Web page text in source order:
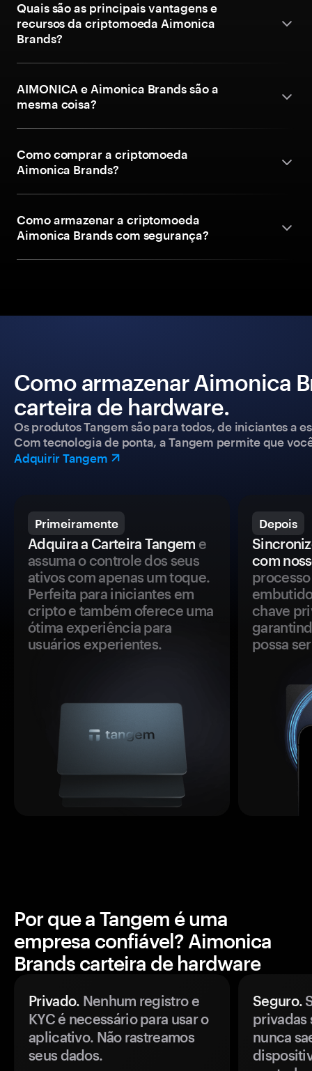
Quais são as principais vantagens e
recursos da criptomoeda Aimonica
Brands?
AIMONICA e Aimonica Brands são a
mesma coisa?
Como comprar a criptomoeda
Aimonica Brands?
Como armazenar a criptomoeda
Aimonica Brands com segurança?
Como armazenar Aimonica
carteira de hardware.
Os produtos Tangem são para todos, de iniciantes a
Com tecnologia de ponta, a Tangem permite que
Adquirir Tangem
Primeiramente
Adquira a Carteira Tangem e
assuma o controle dos seus
ativos com apenas um toque.
Perfeita para iniciantes em
cripto e também oferece uma
ótima experiência para
usuários experientes.
Depois
com
chave
possa
Por que a Tangem é uma
empresa confiável? Aimonica
Brands carteira de hardware
Privado. Nenhum registro e
KYC é necessário para usar o
aplicativo. Não rastreamos
seus dados.
Seguro.
privadas
nunca